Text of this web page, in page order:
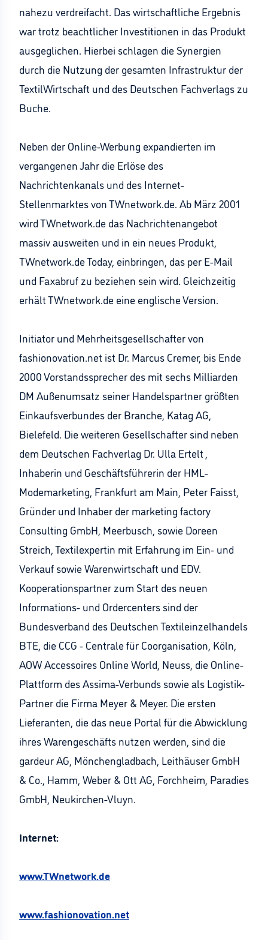
nahezu verdreifacht. Das wirtschaftliche Ergebnis
war trotz beachtlicher Investitionen in das Produkt
ausgeglichen. Hierbei schlagen die Synergien
durch die Nutzung der gesamten Infrastruktur der
TextilWirtschaft und des Deutschen Fachverlags zu
Buche.
Neben der Online-Werbung expandierten im
vergangenen Jahr die Erlöse des
Nachrichtenkanals und des Internet-
Stellenmarktes von TWnetwork.de. Ab März 2001
wird TWnetwork.de das Nachrichtenangebot
massiv ausweiten und in ein neues Produkt,
TWnetwork.de Today, einbringen, das per E-Mail
und Faxabruf zu beziehen sein wird. Gleichzeitig
erhält TWnetwork.de eine englische Version.
Initiator und Mehrheitsgesellschafter von
fashionovation.net ist Dr. Marcus Cremer, bis Ende
2000 Vorstandssprecher des mit sechs Milliarden
DM Außenumsatz seiner Handelspartner größten
Einkaufsverbundes der Branche, Katag AG,
Bielefeld. Die weiteren Gesellschafter sind neben
dem Deutschen Fachverlag Dr. Ulla Ertelt ,
Inhaberin und Geschäftsführerin der HML-
Modemarketing, Frankfurt am Main, Peter Faisst,
Gründer und Inhaber der marketing factory
Consulting GmbH, Meerbusch, sowie Doreen
Streich, Textilexpertin mit Erfahrung im Ein- und
Verkauf sowie Warenwirtschaft und EDV.
Kooperationspartner zum Start des neuen
Informations- und Ordercenters sind der
Bundesverband des Deutschen Textileinzelhandels
BTE, die CCG - Centrale für Coorganisation, Köln,
AOW Accessoires Online World, Neuss, die Online-
Plattform des Assima-Verbunds sowie als Logistik-
Partner die Firma Meyer & Meyer. Die ersten
Lieferanten, die das neue Portal für die Abwicklung
ihres Warengeschäfts nutzen werden, sind die
gardeur AG, Mönchengladbach, Leithäuser GmbH
& Co., Hamm, Weber & Ott AG, Forchheim, Paradies
GmbH, Neukirchen-Vluyn.
Internet:
www.TWnetwork.de
www.fashionovation.net